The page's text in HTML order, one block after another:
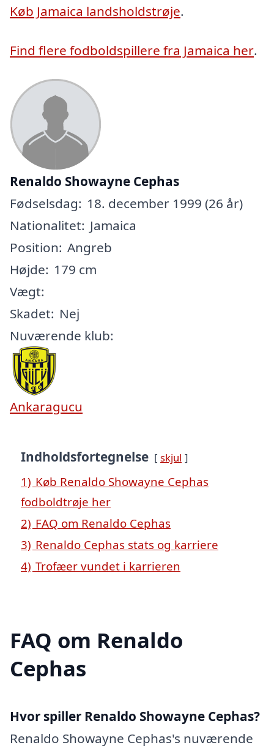
Køb Jamaica landsholdstrøje.
Find flere fodboldspillere fra Jamaica her.
Renaldo Showayne Cephas
Fødselsdag: 18. december 1999 (26 år)
Nationalitet: Jamaica
Position: Angreb
Højde: 179 cm
Vægt:
Skadet: Nej
Nuværende klub:
Ankaragucu
Indholdsfortegnelse skjul
1) Køb Renaldo Showayne Cephas
fodboldtrøje her
2) FAQ om Renaldo Cephas
3) Renaldo Cephas stats og karriere
4) Trofæer vundet i karrieren
FAQ om Renaldo
Cephas
Hvor spiller Renaldo Showayne Cephas?
Renaldo Showayne Cephas's nuværende